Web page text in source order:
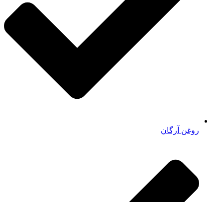
روغن آرگان